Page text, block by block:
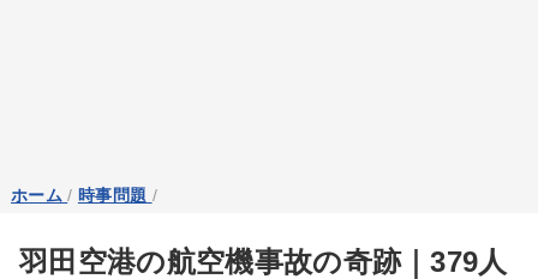
ホーム / 時事問題 /
羽田空港の航空機事故の奇跡｜379人